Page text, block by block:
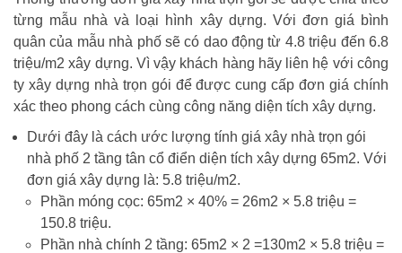
từng mẫu nhà và loại hình xây dựng. Với đơn giá bình
quân của mẫu nhà phố sẽ có dao động từ 4.8 triệu đến 6.8
triệu/m2 xây dựng. Vì vậy khách hàng hãy liên hệ với công
ty xây dựng nhà trọn gói để được cung cấp đơn giá chính
xác theo phong cách cùng công năng diện tích xây dựng.
Dưới đây là cách ước lượng tính giá xây nhà trọn gói
nhà phố 2 tầng tân cổ điển diện tích xây dựng 65m2. Với
đơn giá xây dựng là: 5.8 triệu/m2.
Phần móng cọc: 65m2 × 40% = 26m2 × 5.8 triệu =
150.8 triệu.
Phần nhà chính 2 tầng: 65m2 × 2 =130m2 × 5.8 triệu =